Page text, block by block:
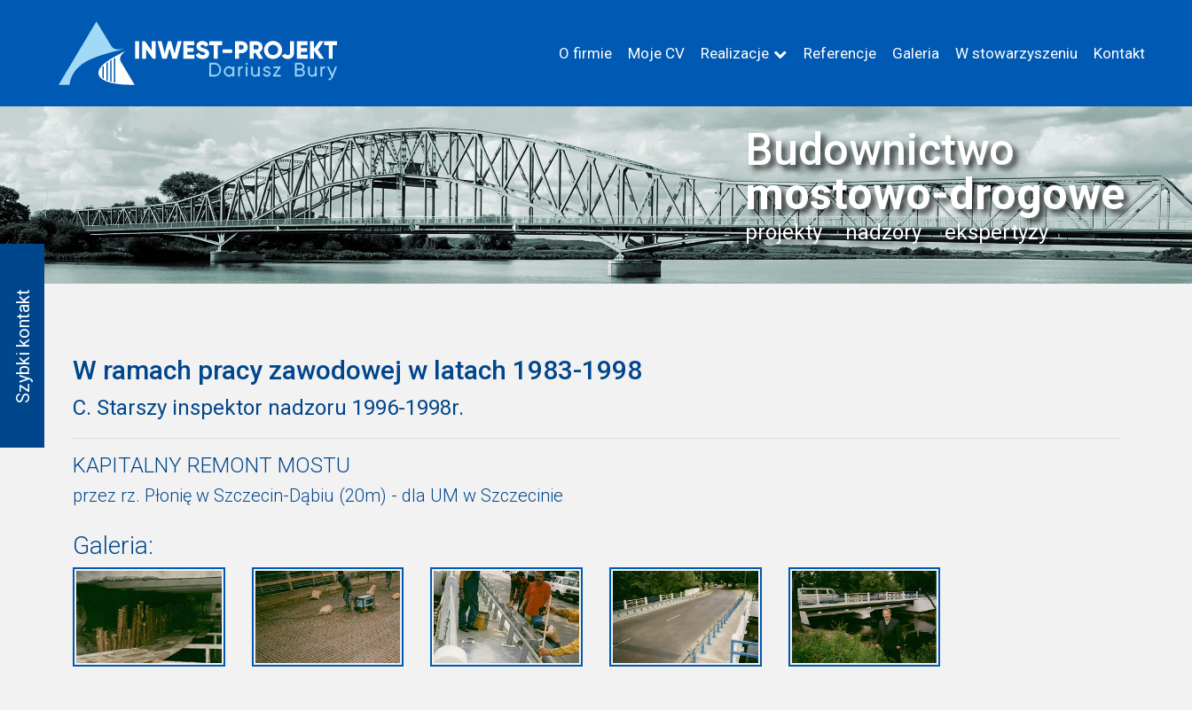
O firmie Moje CV Realizacje Referencje Galeria W stowarzyszeniu Kontakt
Budownictwo
mostowo-drogowe
projekty nadzory ekspertyzy
W ramach pracy zawodowej w latach 1983-1998
C. Starszy inspektor nadzoru 1996-1998r.
KAPITALNY REMONT MOSTU
przez rz. Płonię w Szczecin-Dąbiu (20m) - dla UM w Szczecinie
Galeria: